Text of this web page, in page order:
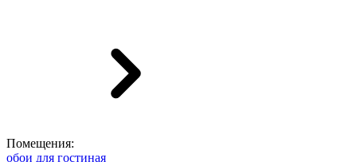
Помещения:
обои для гостиная